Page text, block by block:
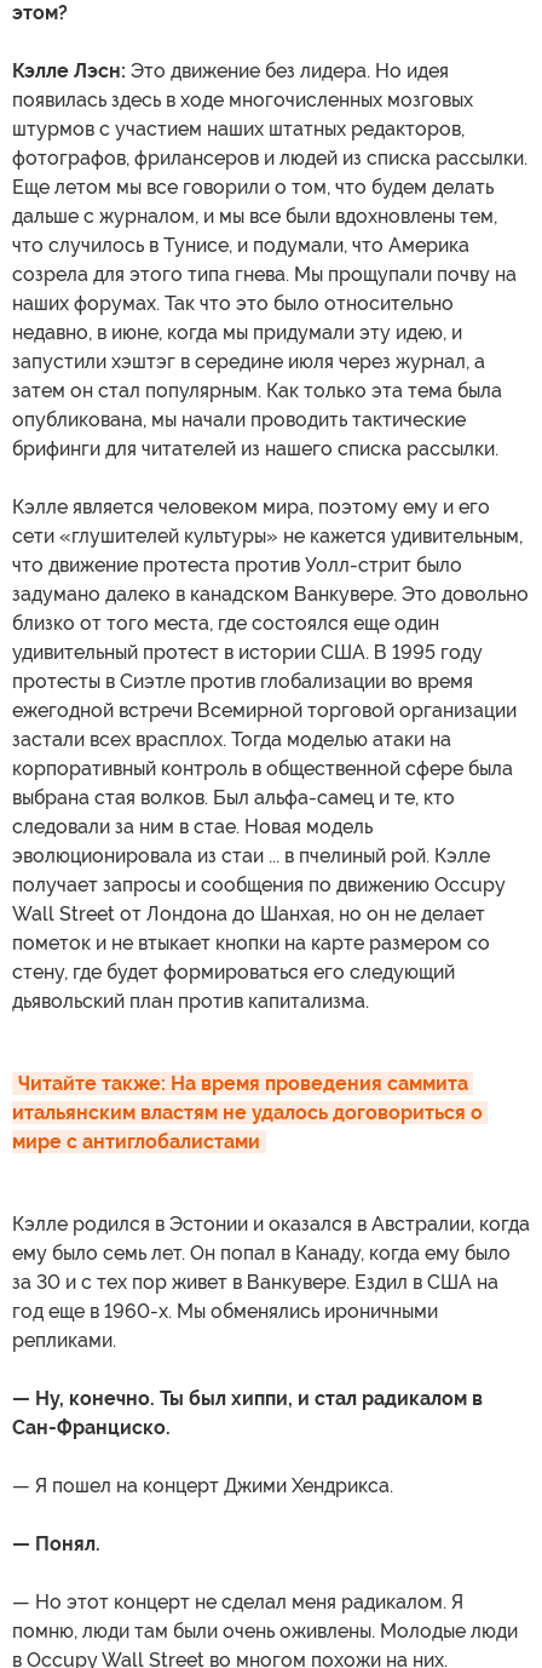
этом?
Кэлле Лэсн: Это движение без лидера. Но идея
появилась здесь в ходе многочисленных мозговых
штурмов с участием наших штатных редакторов,
фотографов, фрилансеров и людей из списка рассылки.
Еще летом мы все говорили о том, что будем делать
дальше с журналом, и мы все были вдохновлены тем,
что случилось в Тунисе, и подумали, что Америка
созрела для этого типа гнева. Мы прощупали почву на
наших форумах. Так что это было относительно
недавно, в июне, когда мы придумали эту идею, и
запустили хэштэг в середине июля через журнал, а
затем он стал популярным. Как только эта тема была
опубликована, мы начали проводить тактические
брифинги для читателей из нашего списка рассылки.
Кэлле является человеком мира, поэтому ему и его
сети «глушителей культуры» не кажется удивительным,
что движение протеста против Уолл-стрит было
задумано далеко в канадском Ванкувере. Это довольно
близко от того места, где состоялся еще один
удивительный протест в истории США. В 1995 году
протесты в Сиэтле против глобализации во время
ежегодной встречи Всемирной торговой организации
застали всех врасплох. Тогда моделью атаки на
корпоративный контроль в общественной сфере была
выбрана стая волков. Был альфа-самец и те, кто
следовали за ним в стае. Новая модель
эволюционировала из стаи ... в пчелиный рой. Кэлле
получает запросы и сообщения по движению Occupy
Wall Street от Лондона до Шанхая, но он не делает
пометок и не втыкает кнопки на карте размером со
стену, где будет формироваться его следующий
дьявольский план против капитализма.
Читайте также: На время проведения саммита
итальянским властям не удалось договориться о
мире с антиглобалистами
Кэлле родился в Эстонии и оказался в Австралии, когда
ему было семь лет. Он попал в Канаду, когда ему было
за 30 и с тех пор живет в Ванкувере. Ездил в США на
год еще в 1960-х. Мы обменялись ироничными
репликами.
— Ну, конечно. Ты был хиппи, и стал радикалом в
Сан-Франциско.
— Я пошел на концерт Джими Хендрикса.
— Понял.
— Но этот концерт не сделал меня радикалом. Я
помню, люди там были очень оживлены. Молодые люди
в Occupy Wall Street во многом похожи на них.